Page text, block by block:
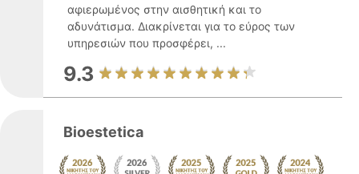
αφιερωμένος στην αισθητική και το
αδυνάτισμα. Διακρίνεται για το εύρος των
υπηρεσιών που προσφέρει, ...
9.3
Bioestetica